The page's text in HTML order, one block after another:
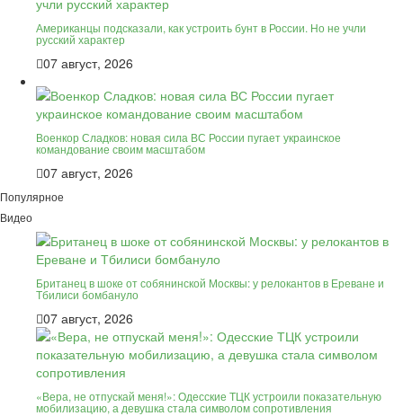
Американцы подсказали, как устроить бунт в России. Но не учли
русский характер
07 август, 2026
Военкор Сладков: новая сила ВС России пугает украинское
командование своим масштабом
07 август, 2026
Популярное
Видео
Британец в шоке от собянинской Москвы: у релокантов в Ереване и
Тбилиси бомбануло
07 август, 2026
«Вера, не отпускай меня!»: Одесские ТЦК устроили показательную
мобилизацию, а девушка стала символом сопротивления